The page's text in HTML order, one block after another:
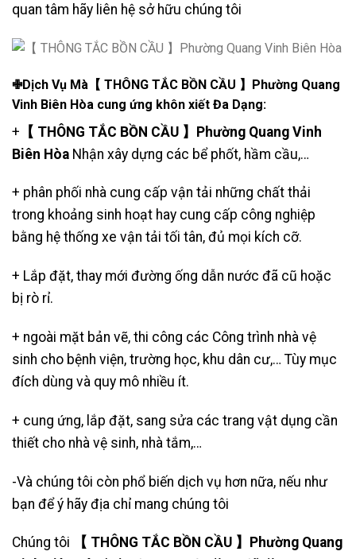
quan tâm hãy liên hệ sở hữu chúng tôi
✙Dịch Vụ Mà【 THÔNG TẮC BỒN CẦU 】Phường Quang
Vinh Biên Hòa cung ứng khôn xiết Đa Dạng:
+ 【 THÔNG TẮC BỒN CẦU 】Phường Quang Vinh
Biên Hòa Nhận xây dựng các bể phốt, hầm cầu,…
+ phân phối nhà cung cấp vận tải những chất thải
trong khoảng sinh hoạt hay cung cấp công nghiệp
bằng hệ thống xe vận tải tối tân, đủ mọi kích cỡ.
+ Lắp đặt, thay mới đường ống dẫn nước đã cũ hoặc
bị rò rỉ.
+ ngoài mặt bản vẽ, thi công các Công trình nhà vệ
sinh cho bệnh viện, trường học, khu dân cư,… Tùy mục
đích dùng và quy mô nhiều ít.
+ cung ứng, lắp đặt, sang sửa các trang vật dụng cần
thiết cho nhà vệ sinh, nhà tắm,…
-Và chúng tôi còn phổ biến dịch vụ hơn nữa, nếu như
bạn để ý hãy địa chỉ mang chúng tôi
Chúng tôi
【 THÔNG TẮC BỒN CẦU 】Phường Quang